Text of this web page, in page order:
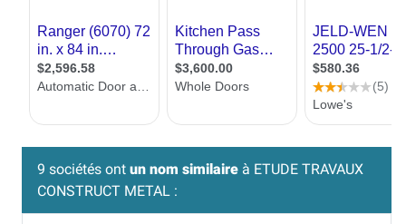
9 sociétés ont un nom similaire à ETUDE TRAVAUX
CONSTRUCT METAL :